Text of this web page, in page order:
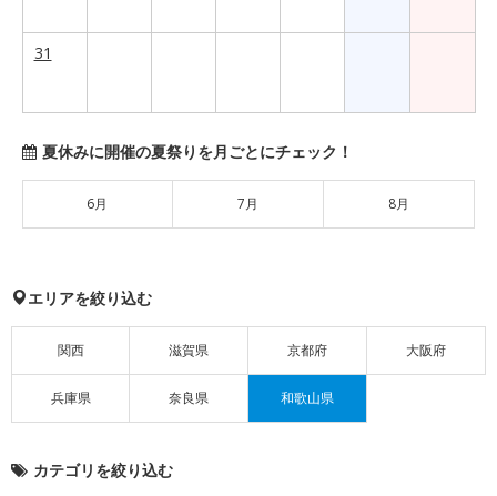
31
夏休みに開催の夏祭りを月ごとにチェック！
6月 7月 8月
エリアを絞り込む
関西 滋賀県 京都府 大阪府
兵庫県 奈良県 和歌山県
カテゴリを絞り込む